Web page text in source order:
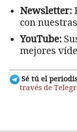
Newsletter:
con
YouTube:
mejores
Sé tú el
través de